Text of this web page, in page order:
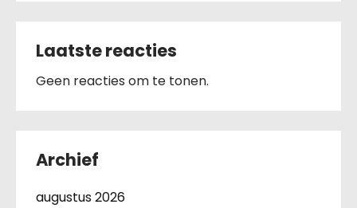
Laatste reacties
Geen reacties om te tonen.
Archief
augustus 2026